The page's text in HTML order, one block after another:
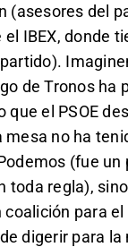
(asesores del
IBEX, donde
de Tronos ha
que el PSOE
mesa no ha
(fue un
toda regla),
coalición para
digerir para la